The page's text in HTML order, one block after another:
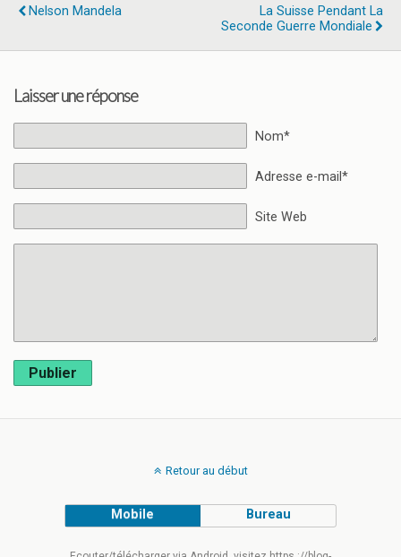
Nelson Mandela
La Suisse Pendant La
Seconde Guerre Mondiale
Laisser une réponse
Nom*
Adresse e-mail*
Site Web
Publier
Retour au début
Mobile Bureau